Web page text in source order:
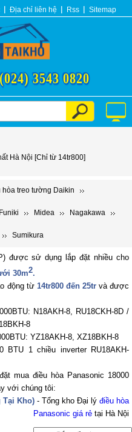
Địa chỉ liên hệ Rss Sitemap
3543 0820
Hà Nội [Chỉ từ 14tr800]
treo tường Daikin
Funiki Midea Nagakawa
Sumikura
được sử dụng lắp đặt nhiều cho
30m2.
động từ 14tr800 đến 25trvà được
N18AKH-8, RU18CKH-8D /
8
YZ18AKH-8, XZ18BKH-8
BTU 1 chiều inverter RU18AKH-
mua điều hòa Panasonic 18000
với chúng tôi:
Tại Kho) - Tổng kho Đại lý điều hòa
Panasonic giá rẻ tại Hà Nội